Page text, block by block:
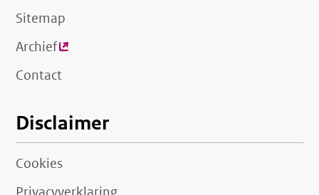
Sitemap
Archief(externe
link)
Contact
Disclaimer
Cookies